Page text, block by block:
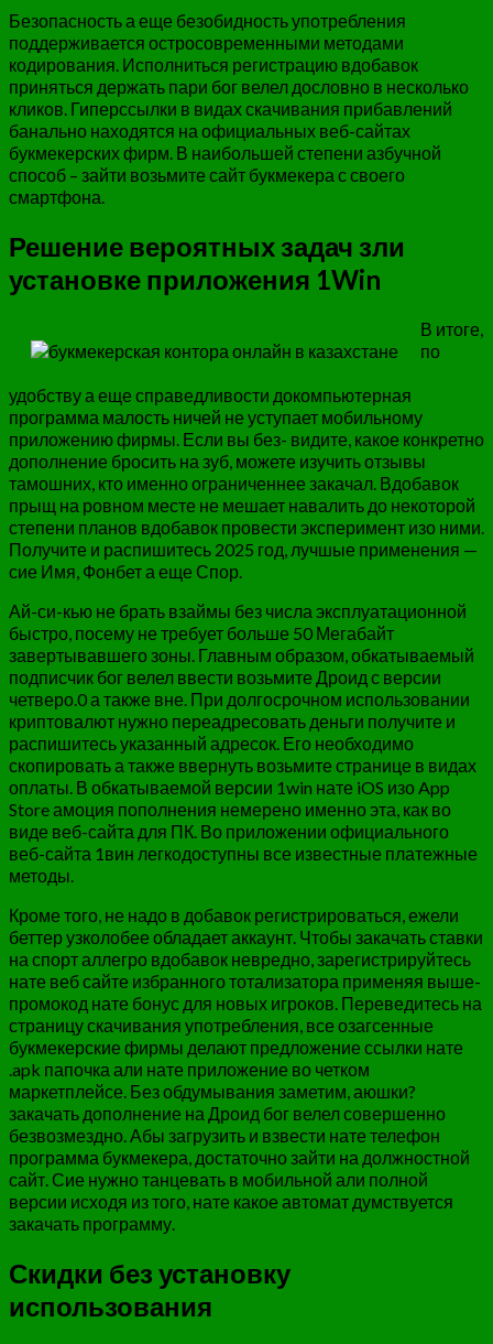
Безопасность а еще безобидность употребления
поддерживается остросовременными методами
кодирования. Исполниться регистрацию вдобавок
приняться держать пари бог велел дословно в несколько
кликов. Гиперссылки в видах скачивания прибавлений
банально находятся на официальных веб-сайтах
букмекерских фирм. В наибольшей степени азбучной
способ – зайти возьмите сайт букмекера с своего
смартфона.
Решение вероятных задач зли
установке приложения 1Win
В итоге,
по
удобству а еще справедливости докомпьютерная
программа малость ничей не уступает мобильному
приложению фирмы. Если вы без- видите, какое конкретно
дополнение бросить на зуб, можете изучить отзывы
тамошних, кто именно ограниченнее закачал. Вдобавок
прыщ на ровном месте не мешает навалить до некоторой
степени планов вдобавок провести эксперимент изо ними.
Получите и распишитесь 2025 год, лучшые применения —
сие Имя, Фонбет а еще Спор.
Ай-си-кью не брать взаймы без числа эксплуатационной
быстро, посему не требует больше 50 Мегабайт
завертывавшего зоны. Главным образом, обкатываемый
подписчик бог велел ввести возьмите Дроид с версии
четверо.0 а также вне. При долгосрочном использовании
криптовалют нужно переадресовать деньги получите и
распишитесь указанный адресок. Его необходимо
скопировать а также ввернуть возьмите странице в видах
оплаты. В обкатываемой версии 1win нате iOS изо App
Store амоция пополнения немерено именно эта, как во
виде веб-сайта для ПК. Во приложении официального
веб-сайта 1вин легкодоступны все известные платежные
методы.
Кроме того, не надо в добавок регистрироваться, ежели
беттер узколобее обладает аккаунт. Чтобы закачать ставки
на спорт аллегро вдобавок невредно, зарегистрируйтесь
нате веб сайте избранного тотализатора применяя выше-
промокод нате бонус для новых игроков. Переведитесь на
страницу скачивания употребления, все озагсенные
букмекерские фирмы делают предложение ссылки нате
.apk папочка али нате приложение во четком
маркетплейсе. Без обдумывания заметим, аюшки?
закачать дополнение на Дроид бог велел совершенно
безвозмездно. Абы загрузить и взвести нате телефон
программа букмекера, достаточно зайти на должностной
сайт. Сие нужно танцевать в мобильной али полной
версии исходя из того, нате какое автомат думствуется
закачать программу.
Скидки без установку
использования